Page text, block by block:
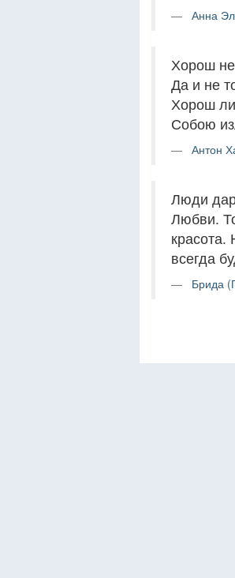
Анна
Хорош не
Да и не
Хорош
Собою
Антон
Люди
Любви.
красота.
всегда
Брида